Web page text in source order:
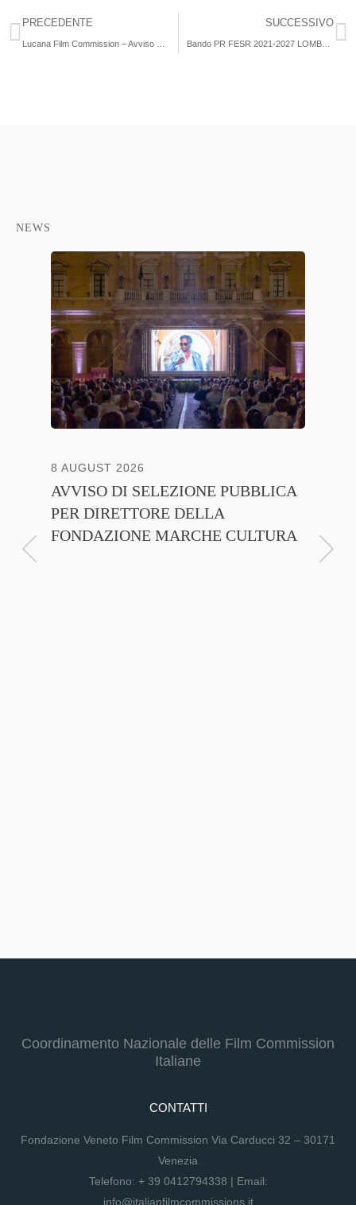
PRECEDENTE SUCCESSIVO
Bando PR FESR 2021-2027 LOMBARDIA PER IL CINEMA a sostegno delle imprese di produzione audiovisiva e cinematografica – 2^ edizione
NEWS
8 AUGUST 2026
AVVISO DI SELEZIONE PUBBLICA
PER DIRETTORE DELLA
FONDAZIONE MARCHE CULTURA
Coordinamento Nazionale delle Film Commission
Italiane
CONTATTI
Fondazione Veneto Film Commission Via Carducci 32 – 30171
Venezia
Telefono: + 39 0412794338 | Email:
info@italianfilmcommissions.it